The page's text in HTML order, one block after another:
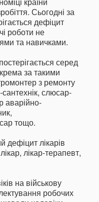
Сьогодні за
дефіцит
роботи не
та навичками.
серед
за такими
з ремонту
слюсар-
аварійно-
тощо.
дефіцит лікарів
лікар-терапевт,
на військову
робочих